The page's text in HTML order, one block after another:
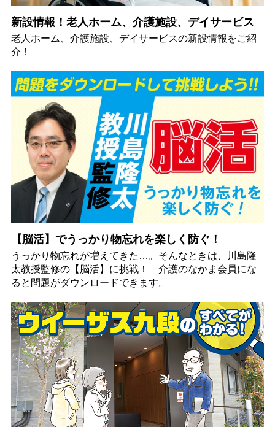
新設情報！老人ホーム、介護施設、デイサービス
老人ホーム、介護施設、デイサービスの新設情報をご紹
介！
【脳活】でうっかり物忘れを楽しく防ぐ！
うっかり物忘れが増えてきた…。そんなときは、川島隆
太教授監修の【脳活】に挑戦！ 介護のなかま会員にな
ると問題がダウンロードできます。